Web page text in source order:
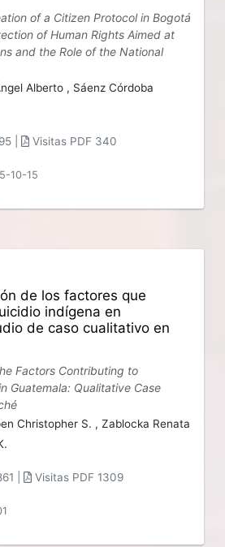
of a Citizen Protocol in Bogotá
of Human Rights Aimed at
and the Role of the National
Alberto , Sáenz Córdoba
| Visitas PDF 340
10-15
de los factores que
indígena en
de caso cualitativo en
Factors Contributing to
Guatemala: Qualitative Case
Christopher S. ,Zablocka Renata
| Visitas PDF 1309